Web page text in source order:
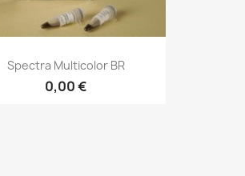
Spectra Multicolor BR
0,00 €